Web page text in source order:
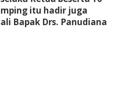
itu hadir juga
Bapak Drs. Panudiana